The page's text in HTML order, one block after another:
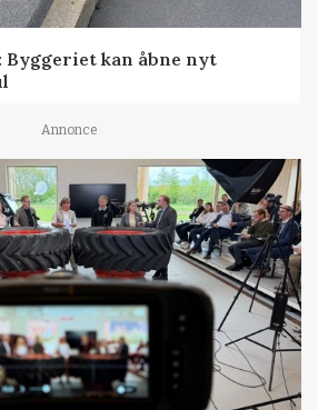
kan åbne nyt
Annonce